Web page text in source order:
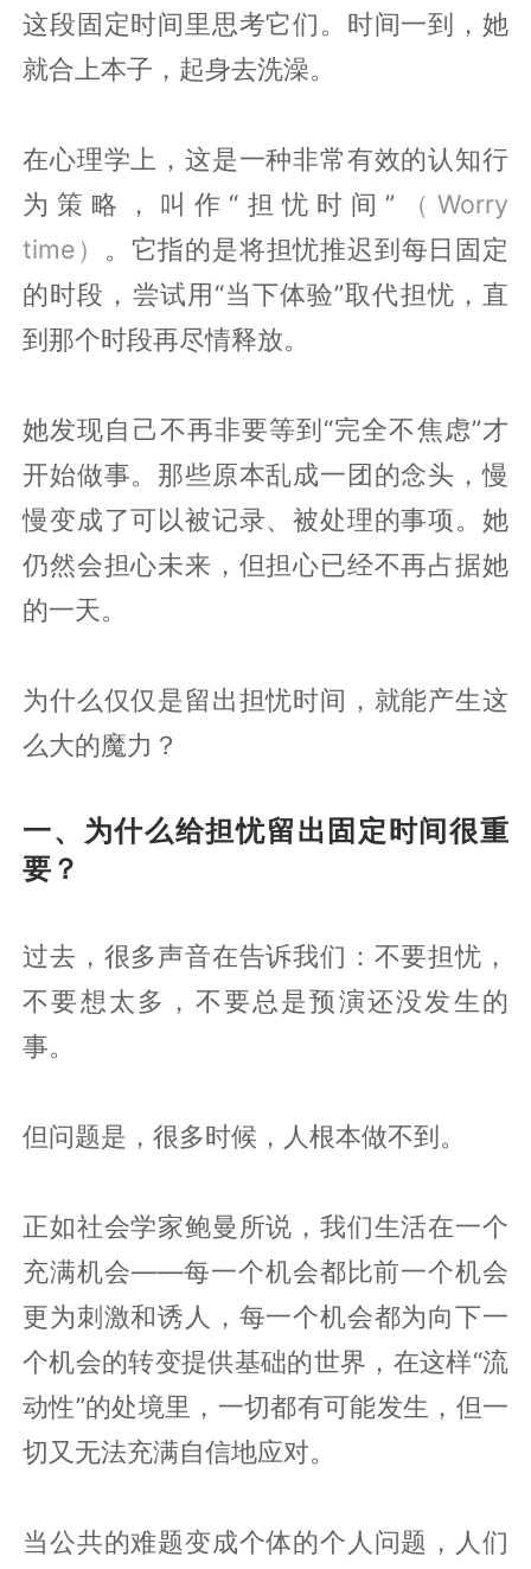
这段固定时间里思考它们。时间一到，她
就合上本子，起身去洗澡。
在心理学上，这是一种非常有效的认知行
为策略，叫作“担忧时间” （Worry
time） 。它指的是将担忧推迟到每日固定
的时段，尝试用“当下体验”取代担忧，直
到那个时段再尽情释放。
她发现自己不再非要等到“完全不焦虑”才
开始做事。那些原本乱成一团的念头，慢
慢变成了可以被记录、被处理的事项。她
仍然会担心未来，但担心已经不再占据她
的一天。
为什么仅仅是留出担忧时间，就能产生这
么大的魔力？
一、为什么给担忧留出固定时间很重
要？
过去，很多声音在告诉我们：不要担忧，
不要想太多，不要总是预演还没发生的
事。
但问题是，很多时候，人根本做不到。
正如社会学家鲍曼所说，我们生活在一个
充满机会——每一个机会都比前一个机会
更为刺激和诱人，每一个机会都为向下一
个机会的转变提供基础的世界，在这样“流
动性”的处境里，一切都有可能发生，但一
切又无法充满自信地应对。
当公共的难题变成个体的个人问题，人们